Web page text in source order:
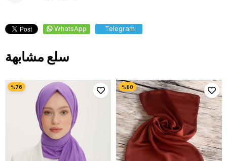
WhatsApp Telegram
سلع مشابهة